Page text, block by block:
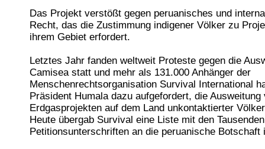
Das Projekt verstößt gegen peruanisches und
Recht, das die Zustimmung indigener Völker zu
ihrem Gebiet erfordert.
Letztes Jahr fanden weltweit Proteste gegen die
Camisea statt und mehr als 131.000 Anhänger der
Menschenrechtsorganisation Survival International
Präsident Humala dazu aufgefordert, die Ausweitung
Erdgasprojekten auf dem Land unkontaktierter
Heute übergab Survival eine Liste mit den Tausenden
Petitionsunterschriften an die peruanische Botschaft